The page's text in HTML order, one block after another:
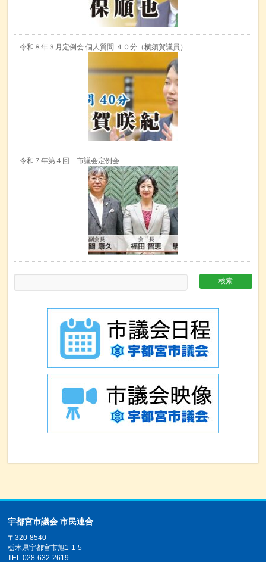
令和８年３月定例会 個人質問 ４０分（横須賀議員）
令和７年第４回 市議会定例会
宇都宮市議会 市民連合
〒320-8540
栃木県宇都宮市旭1-1-5
TEL.028-632-2619